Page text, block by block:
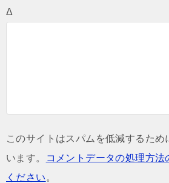
Δ
このサイトはスパムを低減するため
います。
コメントデータの処理方
ください 。